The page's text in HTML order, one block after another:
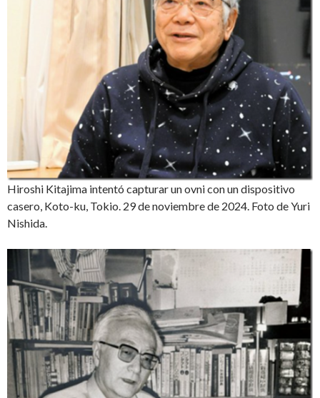
Hiroshi Kitajima intentó capturar un ovni con un dispositivo
casero, Koto-ku, Tokio. 29 de noviembre de 2024. Foto de Yuri
Nishida.